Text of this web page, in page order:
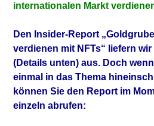
internationalen Markt
Den Insider-Report
verdienen mit NFTs“ liefern
(Details unten) aus. Doch w
einmal in das Thema
können Sie den Report im
einzeln abrufen: